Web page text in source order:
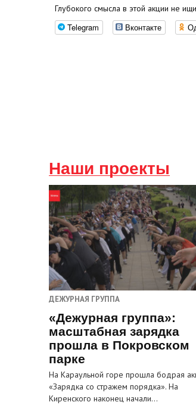
Глубокого смысла в этой акции не
Telegram Вконтакте
Наши проекты
ДЕЖУРНАЯ ГРУППА
«Дежурная группа»:
масштабная зарядка
прошла в Покровском
парке
На Караульной горе прошла бодрая
«Зарядка со стражем порядка». На
Киренского наконец начали…